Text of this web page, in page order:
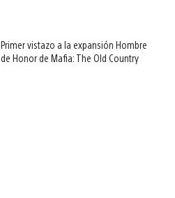
Primer vistazo a la expansión Hombre
de Honor de Mafia: The Old Country